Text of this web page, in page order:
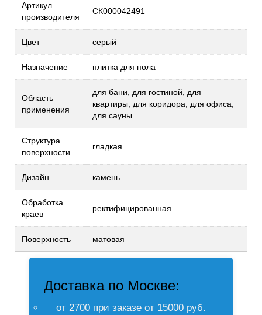
Артикул
производителя
СК000042491
Цвет серый
Назначение плитка для пола
Область
применения
для бани, для гостиной, для
квартиры, для коридора, для офиса,
для сауны
Структура
поверхности
гладкая
Дизайн камень
Обработка
краев
ректифицированная
Поверхность матовая
Доставка по Москве:
от 2700 при заказе от 15000 руб.